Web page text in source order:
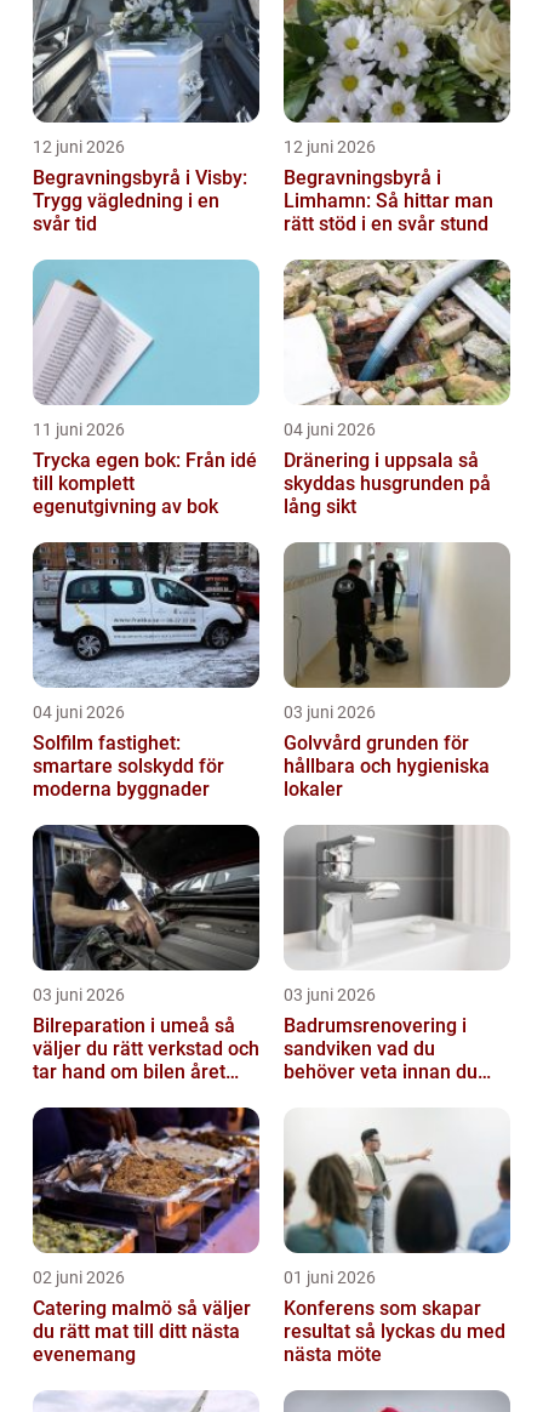
12 juni 2026
Begravningsbyrå i Visby:
Trygg vägledning i en
svår tid
12 juni 2026
Begravningsbyrå i
Limhamn: Så hittar man
rätt stöd i en svår stund
11 juni 2026
Trycka egen bok: Från idé
till komplett
egenutgivning av bok
04 juni 2026
Dränering i uppsala så
skyddas husgrunden på
lång sikt
04 juni 2026
Solfilm fastighet:
smartare solskydd för
moderna byggnader
03 juni 2026
Golvvård grunden för
hållbara och hygieniska
lokaler
03 juni 2026
Bilreparation i umeå så
väljer du rätt verkstad och
tar hand om bilen året
03 juni 2026
Badrumsrenovering i
sandviken vad du
behöver veta innan du
02 juni 2026
Catering malmö så väljer
du rätt mat till ditt nästa
evenemang
01 juni 2026
Konferens som skapar
resultat så lyckas du med
nästa möte